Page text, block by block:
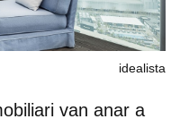
idealista
van anar a